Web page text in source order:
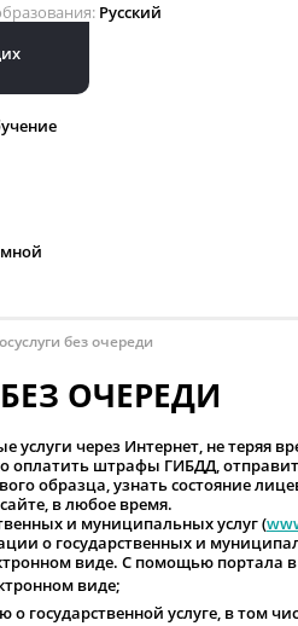
Русский
без очереди
ОЧЕРЕДИ
услуги через Интернет, не теряя
штрафы ГИБДД,
образца, узнать состояние
в любое время.
и муниципальных услуг (
о государственных и
виде. С помощью портала
виде;
государственной услуге, в том